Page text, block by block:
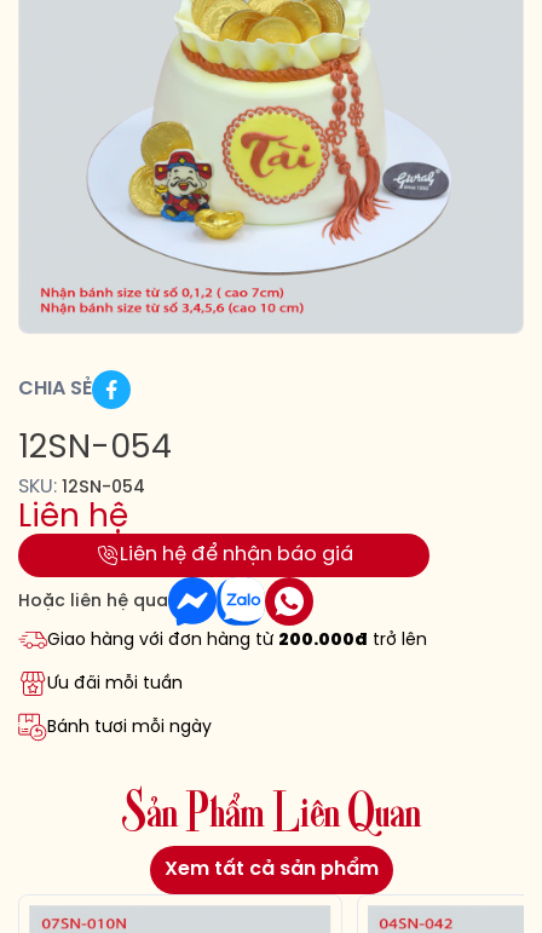
CHIA SẺ
12SN-054
SKU: 12SN-054
Liên hệ
Liên hệ để nhận báo giá
Hoặc liên hệ qua
Giao hàng với đơn hàng từ 200.000đ trở lên
Ưu đãi mỗi tuần
Bánh tươi mỗi ngày
Sản Phẩm Liên Quan
Xem tất cả sản phẩm